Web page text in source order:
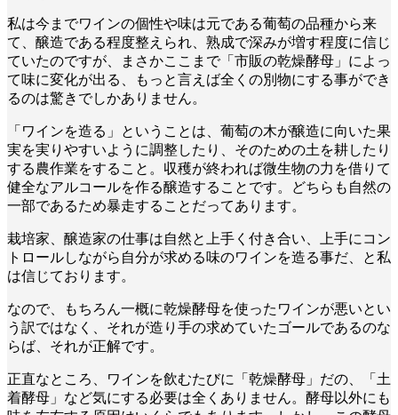
私は今までワインの個性や味は元である葡萄の品種から来
て、醸造である程度整えられ、熟成で深みが増す程度に信じ
ていたのですが、まさかここまで「市販の乾燥酵母」によっ
て味に変化が出る、もっと言えば全くの別物にする事ができ
るのは驚きでしかありません。
「ワインを造る」ということは、葡萄の木が醸造に向いた果
実を実りやすいように調整したり、そのための土を耕したり
する農作業をすること。収穫が終われば微生物の力を借りて
健全なアルコールを作る醸造することです。どちらも自然の
一部であるため暴走することだってあります。
栽培家、醸造家の仕事は自然と上手く付き合い、上手にコン
トロールしながら自分が求める味のワインを造る事だ、と私
は信じております。
なので、もちろん一概に乾燥酵母を使ったワインが悪いとい
う訳ではなく、それが造り手の求めていたゴールであるのな
らば、それが正解です。
正直なところ、ワインを飲むたびに「乾燥酵母」だの、「土
着酵母」など気にする必要は全くありません。酵母以外にも